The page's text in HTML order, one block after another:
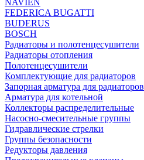
NAVIEN
FEDERICA BUGATTI
BUDERUS
BOSCH
Радиаторы и полотенцесушители
Радиаторы отопления
Полотенцесушители
Комплектующие для радиаторов
Запорная арматура для радиаторов
Арматура для котельной
Коллекторы распределительные
Насосно-смесительные группы
Гидравлические стрелки
Группы безопасности
Редукторы давления